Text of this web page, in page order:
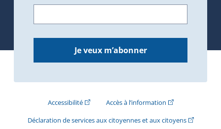
Je veux m’abonner
Accessibilité(Cet hyperlien externe s'ouvrira dans une
Accès à l’information(Cet hyperlien
Déclaration de services aux citoyennes et aux citoyens(Cet